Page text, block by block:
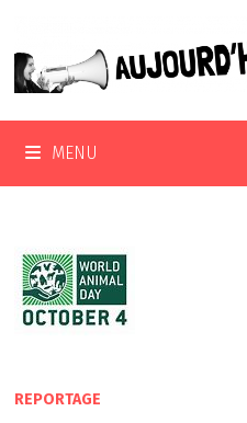
contenu
MENU
REPORTAGE